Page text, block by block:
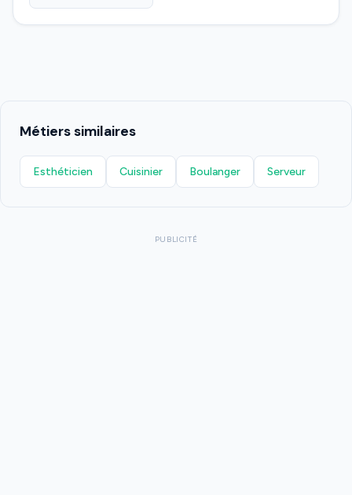
Métiers similaires
Esthéticien Cuisinier Boulanger Serveur
PUBLICITÉ